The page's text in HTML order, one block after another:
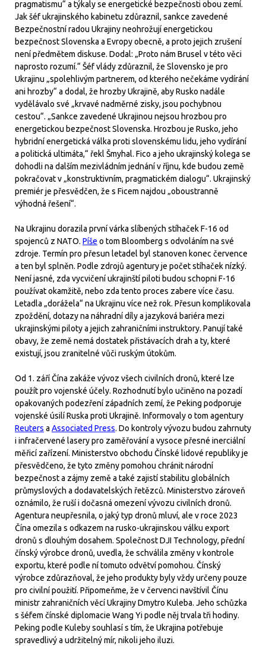
pragmatismu“ a týkaly se energetické bezpečnosti obou zemí.
Jak šéf ukrajinského kabinetu zdůraznil, sankce zavedené
Bezpečnostní radou Ukrajiny neohrožují energetickou
bezpečnost Slovenska a Evropy obecně, a proto jejich zrušení
není předmětem diskuse. Dodal: „Proto nám Brusel v této věci
naprosto rozumí.“ Šéf vlády zdůraznil, že Slovensko je pro
Ukrajinu „spolehlivým partnerem, od kterého nečekáme vydírání
ani hrozby“ a dodal, že hrozby Ukrajině, aby Rusko nadále
vydělávalo své „krvavé nadměrné zisky, jsou pochybnou
cestou“. „Sankce zavedené Ukrajinou nejsou hrozbou pro
energetickou bezpečnost Slovenska. Hrozbou je Rusko, jeho
hybridní energetická válka proti slovenskému lidu, jeho vydírání
a politická ultimáta,“ řekl Šmyhal. Fico a jeho ukrajinský kolega se
dohodli na dalším mezivládním jednání v říjnu, kde budou země
pokračovat v „konstruktivním, pragmatickém dialogu“. Ukrajinský
premiér je přesvědčen, že s Ficem najdou „oboustranně
výhodná řešení“.
Na Ukrajinu dorazila první várka slíbených stíhaček F-16 od
spojenců z NATO. Píše o tom Bloomberg s odvoláním na své
zdroje. Termín pro přesun letadel byl stanoven konec července
a ten byl splněn. Podle zdrojů agentury je počet stíhaček nízký.
Není jasné, zda vycvičení ukrajinští piloti budou schopni F-16
používat okamžitě, nebo zda tento proces zabere více času.
Letadla „dorážela“ na Ukrajinu více než rok. Přesun komplikovala
zpoždění, dotazy na náhradní díly a jazyková bariéra mezi
ukrajinskými piloty a jejich zahraničními instruktory. Panují také
obavy, že země nemá dostatek přistávacích drah a ty, které
existují, jsou zranitelné vůči ruským útokům.
Od 1. září Čína zakáže vývoz všech civilních dronů, které lze
použít pro vojenské účely. Rozhodnutí bylo učiněno na pozadí
opakovaných podezření západních zemí, že Peking podporuje
vojenské úsilí Ruska proti Ukrajině. Informovaly o tom agentury
Reuters a Associated Press. Do kontroly vývozu budou zahrnuty
i infračervené lasery pro zaměřování a vysoce přesné inerciální
měřicí zařízení. Ministerstvo obchodu Čínské lidové republiky je
přesvědčeno, že tyto změny pomohou chránit národní
bezpečnost a zájmy země a také zajistí stabilitu globálních
průmyslových a dodavatelských řetězců. Ministerstvo zároveň
oznámilo, že ruší i dočasná omezení vývozu civilních dronů.
Agentura neupřesnila, o jaký typ dronů mluví, ale v roce 2023
Čína omezila s odkazem na rusko-ukrajinskou válku export
dronů s dlouhým dosahem. Společnost DJI Technology, přední
čínský výrobce dronů, uvedla, že schválila změny v kontrole
exportu, které podle ní tomuto odvětví pomohou. Čínský
výrobce zdůrazňoval, že jeho produkty byly vždy určeny pouze
pro civilní použití. Připomeňme, že v červenci navštívil Čínu
ministr zahraničních věcí Ukrajiny Dmytro Kuleba. Jeho schůzka
s šéfem čínské diplomacie Wang Yi podle něj trvala tři hodiny.
Peking podle Kuleby souhlasí s tím, že Ukrajina potřebuje
spravedlivý a udržitelný mír, nikoli jeho iluzi.